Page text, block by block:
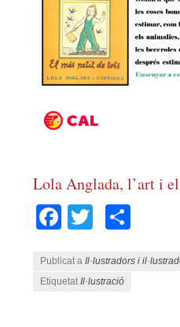
Lola Anglada, l’art i
Facebook
Twitter
Publicat aIl·lustradors i
EtiquetatIl·lustració